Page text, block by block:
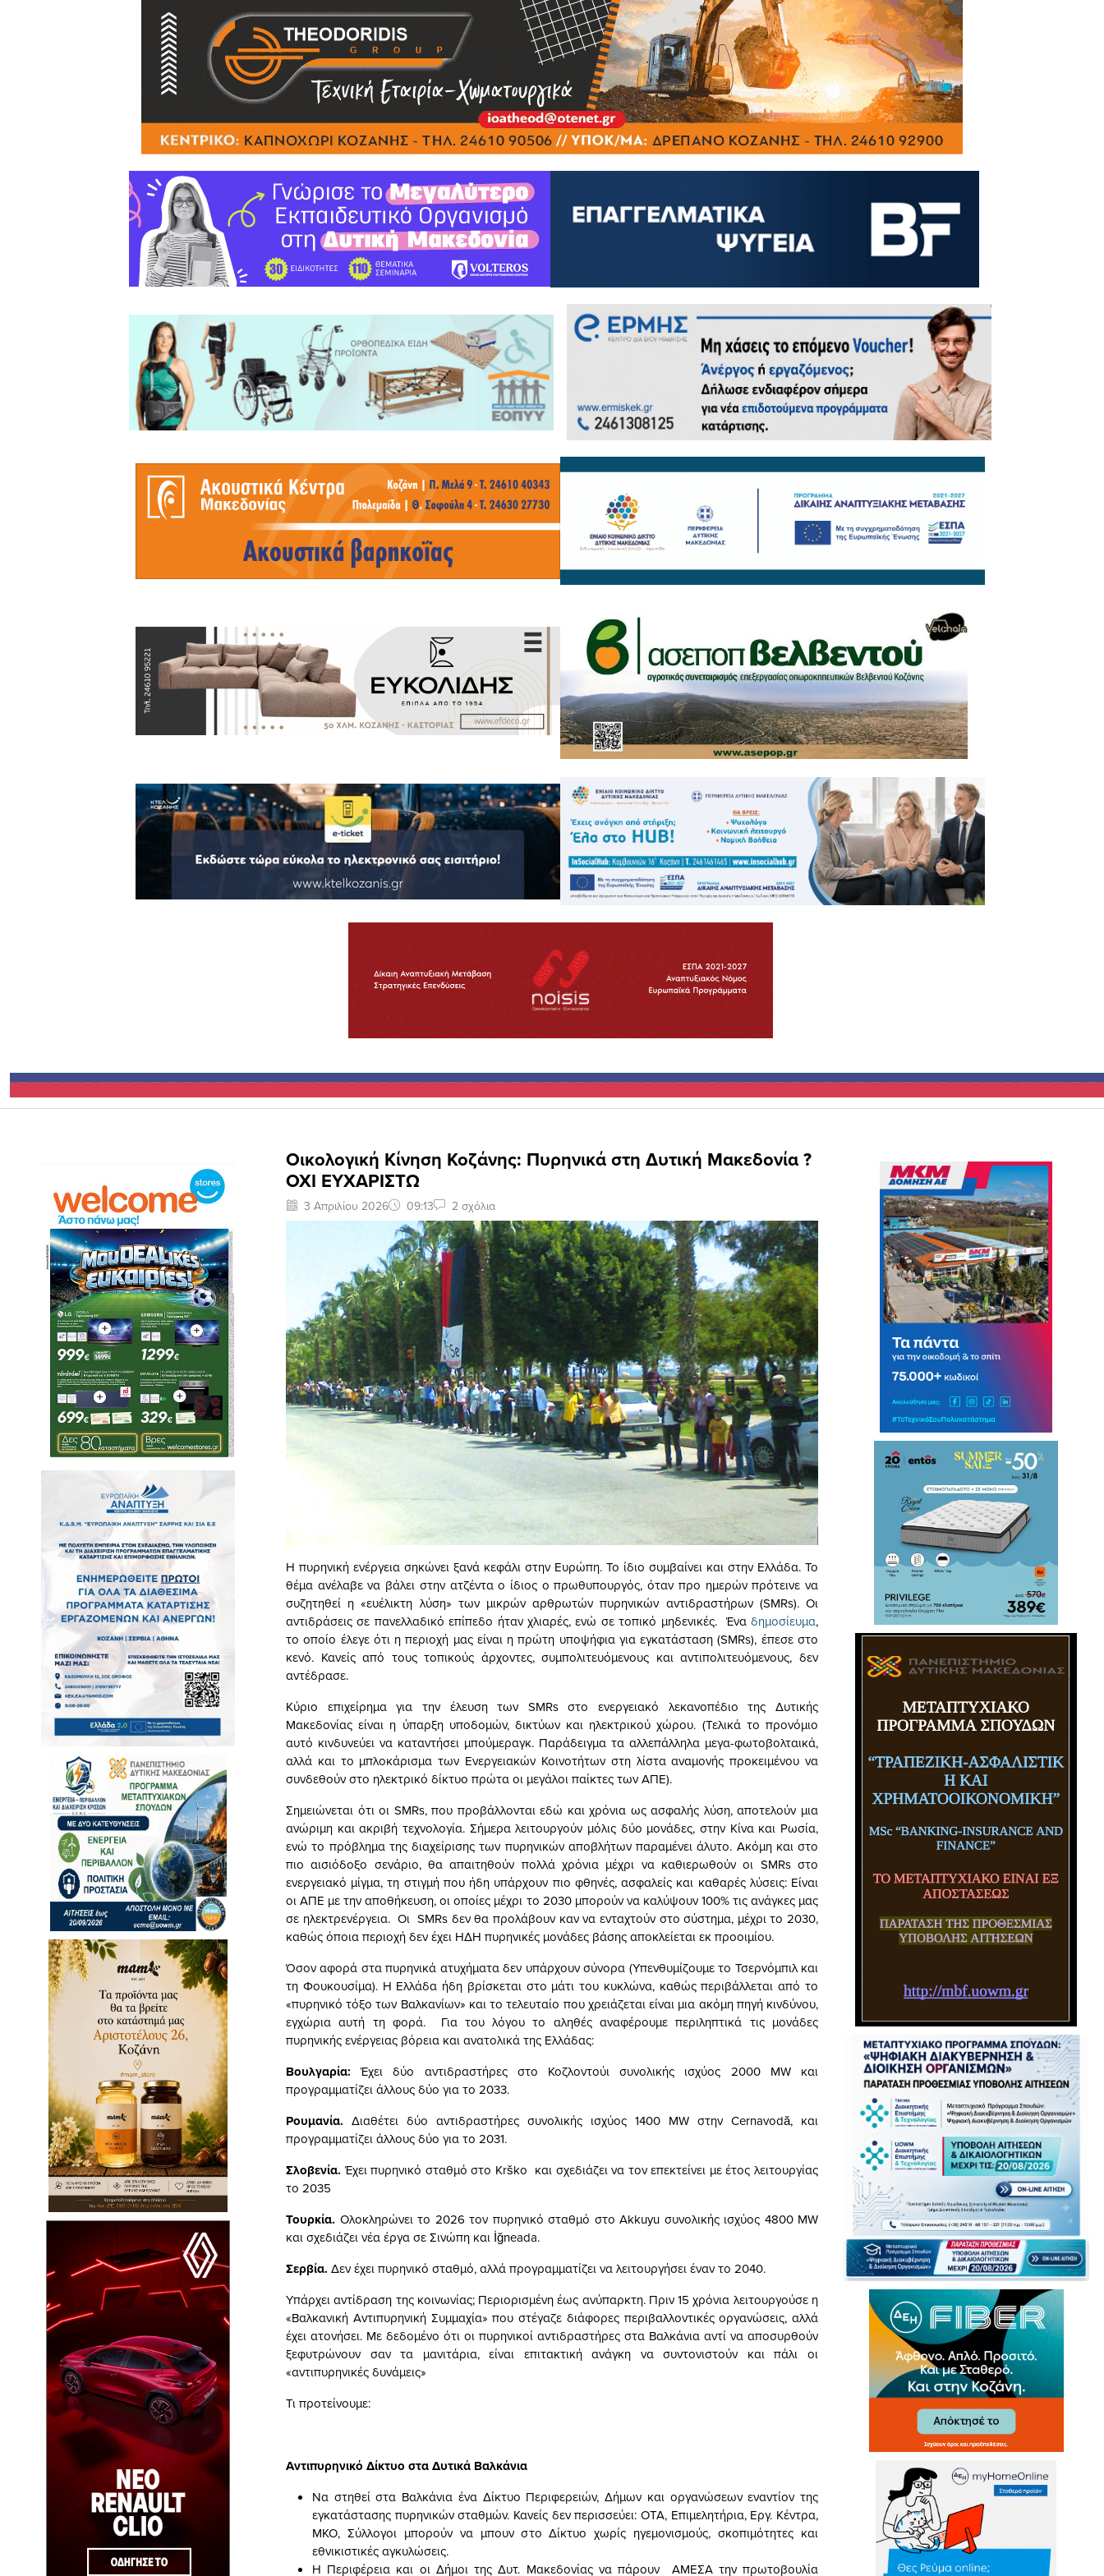
Οικολογική Κίνηση Κοζάνης: Πυρηνικά στη Δυτική Μακεδονία ?
ΟΧΙ ΕΥΧΑΡΙΣΤΩ
3 Απριλίου 2026 09:13 2 σχόλια
Η πυρηνική ενέργεια σηκώνει ξανά κεφάλι στην Ευρώπη. Το ίδιο συμβαίνει και στην Ελλάδα. Το
θέμα ανέλαβε να βάλει στην ατζέντα ο ίδιος ο πρωθυπουργός, όταν προ ημερών πρότεινε να
συζητηθεί η «ευέλικτη λύση» των μικρών αρθρωτών πυρηνικών αντιδραστήρων (SMRs). Οι
αντιδράσεις σε πανελλαδικό επίπεδο ήταν χλιαρές, ενώ σε τοπικό μηδενικές. Ένα δημοσίευμα,
το οποίο έλεγε ότι η περιοχή μας είναι η πρώτη υποψήφια για εγκατάσταση (SMRs), έπεσε στο
κενό. Κανείς από τους τοπικούς άρχοντες, συμπολιτευόμενους και αντιπολιτευόμενους, δεν
αντέδρασε.
Κύριο επιχείρημα για την έλευση των SMRs στο ενεργειακό λεκανοπέδιο της Δυτικής
Μακεδονίας είναι η ύπαρξη υποδομών, δικτύων και ηλεκτρικού χώρου. (Τελικά το προνόμιο
αυτό κινδυνεύει να καταντήσει μπούμεραγκ. Παράδειγμα τα αλλεπάλληλα μεγα-φωτοβολταικά,
αλλά και το μπλοκάρισμα των Ενεργειακών Κοινοτήτων στη λίστα αναμονής προκειμένου να
συνδεθούν στο ηλεκτρικό δίκτυο πρώτα οι μεγάλοι παίκτες των ΑΠΕ).
Σημειώνεται ότι οι SMRs, που προβάλλονται εδώ και χρόνια ως ασφαλής λύση, αποτελούν μια
ανώριμη και ακριβή τεχνολογία. Σήμερα λειτουργούν μόλις δύο μονάδες, στην Κίνα και Ρωσία,
ενώ το πρόβλημα της διαχείρισης των πυρηνικών αποβλήτων παραμένει άλυτο. Ακόμη και στο
πιο αισιόδοξο σενάριο, θα απαιτηθούν πολλά χρόνια μέχρι να καθιερωθούν οι SMRs στο
ενεργειακό μίγμα, τη στιγμή που ήδη υπάρχουν πιο φθηνές, ασφαλείς και καθαρές λύσεις: Είναι
οι ΑΠΕ με την αποθήκευση, οι οποίες μέχρι το 2030 μπορούν να καλύψουν 100% τις ανάγκες μας
σε ηλεκτρενέργεια. Οι SMRs δεν θα προλάβουν καν να ενταχτούν στο σύστημα, μέχρι το 2030,
καθώς όποια περιοχή δεν έχει ΗΔΗ πυρηνικές μονάδες βάσης αποκλείεται εκ προοιμίου.
Όσον αφορά στα πυρηνικά ατυχήματα δεν υπάρχουν σύνορα (Υπενθυμίζουμε το Τσερνόμπιλ και
τη Φουκουσίμα). Η Ελλάδα ήδη βρίσκεται στο μάτι του κυκλώνα, καθώς περιβάλλεται από το
«πυρηνικό τόξο των Βαλκανίων» και το τελευταίο που χρειάζεται είναι μια ακόμη πηγή κινδύνου,
εγχώρια αυτή τη φορά. Για του λόγου το αληθές αναφέρουμε περιληπτικά τις μονάδες
πυρηνικής ενέργειας βόρεια και ανατολικά της Ελλάδας:
Βουλγαρία: Έχει δύο αντιδραστήρες στο Κοζλοντούι συνολικής ισχύος 2000 MW και
προγραμματίζει άλλους δύο για το 2033.
Ρουμανία. Διαθέτει δύο αντιδραστήρες συνολικής ισχύος 1400 MW στην Cernavodă, και
προγραμματίζει άλλους δύο για το 2031.
Σλοβενία. Έχει πυρηνικό σταθμό στο Krško και σχεδιάζει να τον επεκτείνει με έτος λειτουργίας
το 2035
Τουρκία. Ολοκληρώνει το 2026 τον πυρηνικό σταθμό στο Akkuyu συνολικής ισχύος 4800 MW
και σχεδιάζει νέα έργα σε Σινώπη και İğneada.
Σερβία. Δεν έχει πυρηνικό σταθμό, αλλά προγραμματίζει να λειτουργήσει έναν το 2040.
Υπάρχει αντίδραση της κοινωνίας; Περιορισμένη έως ανύπαρκτη. Πριν 15 χρόνια λειτουργούσε η
«Βαλκανική Αντιπυρηνική Συμμαχία» που στέγαζε διάφορες περιβαλλοντικές οργανώσεις, αλλά
έχει ατονήσει. Με δεδομένο ότι οι πυρηνικοί αντιδραστήρες στα Βαλκάνια αντί να αποσυρθούν
ξεφυτρώνουν σαν τα μανιτάρια, είναι επιτακτική ανάγκη να συντονιστούν και πάλι οι
«αντιπυρηνικές δυνάμεις»
Τι προτείνουμε:
Αντιπυρηνικό Δίκτυο στα Δυτικά Βαλκάνια
Να στηθεί στα Βαλκάνια ένα Δίκτυο Περιφερειών, Δήμων και οργανώσεων εναντίον της
εγκατάστασης πυρηνικών σταθμών. Κανείς δεν περισσεύει: ΟΤΑ, Επιμελητήρια, Εργ. Κέντρα,
ΜΚΟ, Σύλλογοι μπορούν να μπουν στο Δίκτυο χωρίς ηγεμονισμούς, σκοπιμότητες και
εθνικιστικές αγκυλώσεις.
Η Περιφέρεια και οι Δήμοι της Δυτ. Μακεδονίας να πάρουν ΑΜΕΣΑ την πρωτοβουλία